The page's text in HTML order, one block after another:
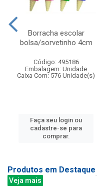
Borracha escolar
bolsa/sorvetinho 4cm
Código: 495186
Embalagem: Unidade
Caixa Com: 576 Unidade(s)
Faça seu login ou
cadastre-se para
comprar.
Produtos em Destaque
Veja mais